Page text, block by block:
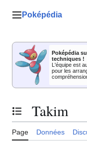
Menu principal
Poképédia
Poképédia
techniques !
L'équipe est
pour les
Basculer la table des
Takim
Page Données